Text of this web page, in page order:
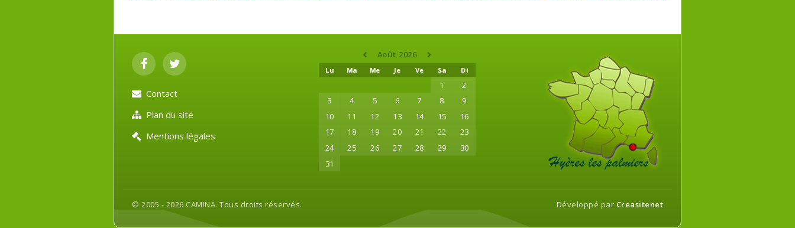
Contact
Plan du site
Mentions légales
Août 2026
Lu Ma Me Je Ve Sa Di
1
2
3
4 5 6 7 8 9
10 11 12 13 14 15
16
17
18 19 20 21 22
23
24
25 26 27 28 29 30
31
© 2005 - 2026 CAMINA. Tous droits réservés. Développé par Creasitenet